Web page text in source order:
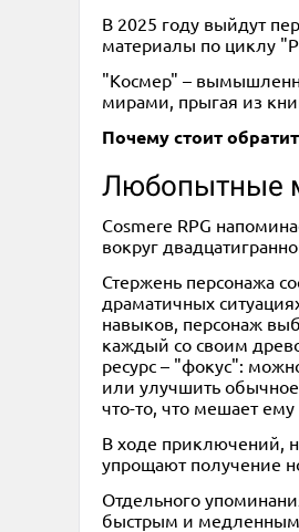
В 2025 году выйдут
материалы по циклу
"Космер" –
мирами, прыгая из
Почему стоит
Любопытные
Cosmere RPG
вокруг
Стержень персонажа
драматичных
навыков, персонаж
каждый со своим
ресурс – "фокус":
или улучшить обычное
что-то, что мешает
В ходе приключений,
упрощают получение
Отдельного
быстрым и медленным